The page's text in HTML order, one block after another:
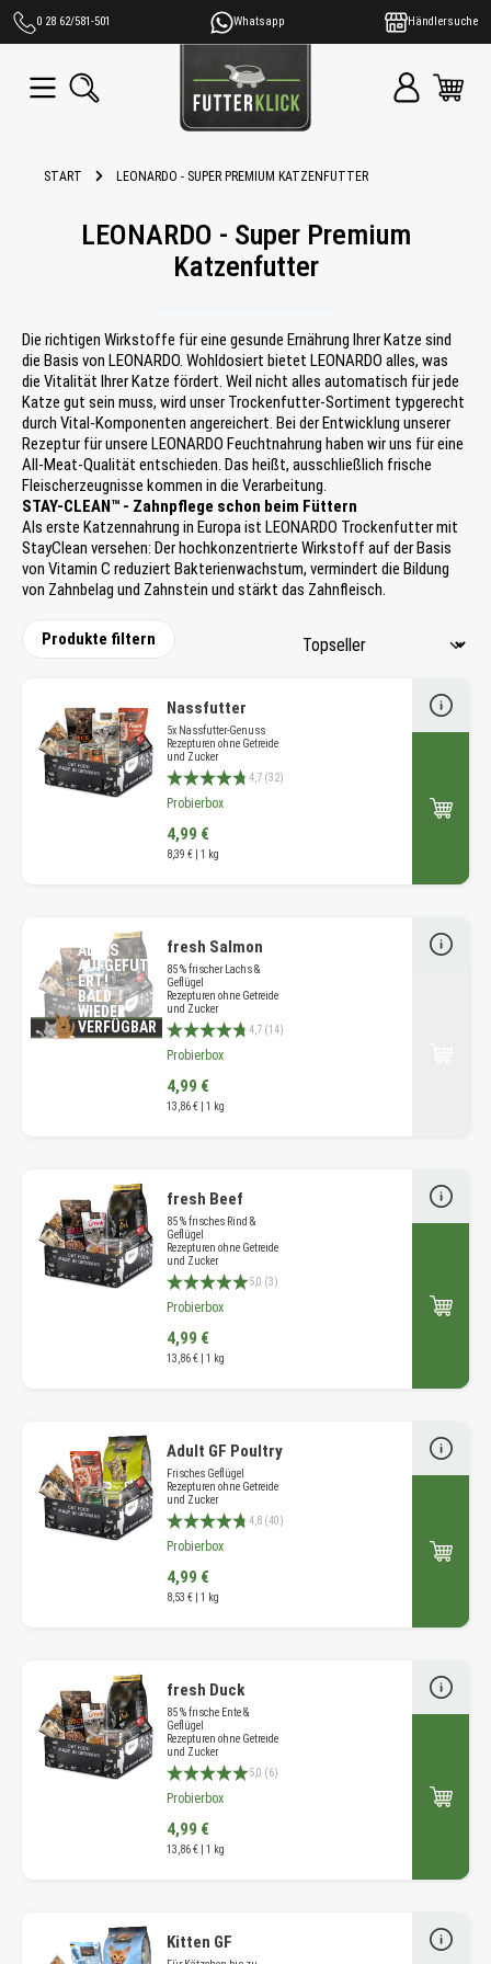
springen
0 28 62/581-501 Whatsapp Händlersuche
START LEONARDO - SUPER PREMIUM KATZENFUTTER
LEONARDO - Super Premium
Katzenfutter
Die richtigen Wirkstoffe für eine gesunde Ernährung Ihrer Katze sind
die Basis von LEONARDO. Wohldosiert bietet LEONARDO alles, was
die Vitalität Ihrer Katze fördert. Weil nicht alles automatisch für jede
Katze gut sein muss, wird unser Trockenfutter-Sortiment typgerecht
durch Vital-Komponenten angereichert. Bei der Entwicklung unserer
Rezeptur für unsere LEONARDO Feuchtnahrung haben wir uns für eine
All-Meat-Qualität entschieden. Das heißt, ausschließlich frische
Fleischerzeugnisse kommen in die Verarbeitung.
STAY-CLEAN™ - Zahnpflege schon beim Füttern
Als erste Katzennahrung in Europa ist LEONARDO Trockenfutter mit
StayClean versehen: Der hochkonzentrierte Wirkstoff auf der Basis
von Vitamin C reduziert Bakterienwachstum, vermindert die Bildung
von Zahnbelag und Zahnstein und stärkt das Zahnfleisch.
Produkte filtern
Nassfutter
5x Nassfutter-Genuss
Rezepturen ohne Getreide
und Zucker
Durchschnittliche Bewertung 4.7 von 5 Sternen
4,7 (32)
Probierbox
4,99 €
8,39 € | 1 kg
ALLES
AUFGEFUTT
ERT!
BALD
WIEDER
VERFÜGBAR
fresh Salmon
85 % frischer Lachs &
Geflügel
Rezepturen ohne Getreide
und Zucker
Durchschnittliche Bewertung 4.7 von 5 Sternen
4,7 (14)
Probierbox
4,99 €
13,86 € | 1 kg
fresh Beef
85 % frisches Rind &
Geflügel
Rezepturen ohne Getreide
und Zucker
Durchschnittliche Bewertung 5 von 5 Sternen
5,0 (3)
Probierbox
4,99 €
13,86 € | 1 kg
Adult GF Poultry
Frisches Geflügel
Rezepturen ohne Getreide
und Zucker
Durchschnittliche Bewertung 4.8 von 5 Sternen
4,8 (40)
Probierbox
4,99 €
8,53 € | 1 kg
fresh Duck
85 % frische Ente &
Geflügel
Rezepturen ohne Getreide
und Zucker
Durchschnittliche Bewertung 5 von 5 Sternen
5,0 (6)
Probierbox
4,99 €
13,86 € | 1 kg
Kitten GF